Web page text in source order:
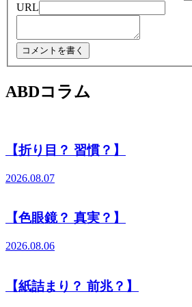
URL
ABDコラム
【折り目？ 習慣？】
2026.08.07
【色眼鏡？ 真実？】
2026.08.06
【紙詰まり？ 前兆？】